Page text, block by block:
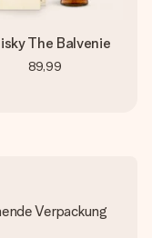
The Balvenie
89,99
Verpackung